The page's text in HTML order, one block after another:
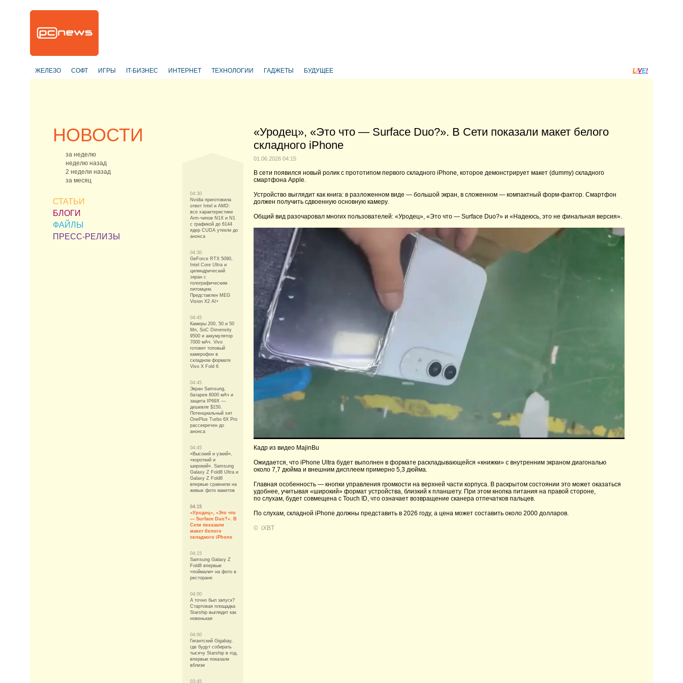
ЖЕЛЕЗО СОФТ ИГРЫ IT-БИЗНЕС ИНТЕРНЕТ ТЕХНОЛОГИИ ГАДЖЕТЫ БУДУЩЕЕ LIVE!
НОВОСТИ
за неделю
неделю назад
2 недели назад
за месяц
СТАТЬИ
БЛОГИ
ФАЙЛЫ
ПРЕСС-РЕЛИЗЫ
04:30
Nvidia приготовила
ответ Intel и AMD:
все характеристики
Arm-чипов N1X и N1
с графикой до 6144
ядер CUDA утекли до
анонса
04:30
GeForce RTX 5090,
Intel Core Ultra и
цилиндрический
экран с
голографическим
питомцем.
Представлен MEG
Vision X2 AI+
04:45
Камеры 200, 50 и 50
Мп, SoC Dimensity
9500 и аккумулятор
7000 мАч. Vivo
готовит топовый
камерофон в
складном формате
Vivo X Fold 6
04:45
Экран Samsung,
батарея 8000 мАч и
защита IP69X —
дешевле $150.
Потенциальный хит
OnePlus Turbo 6X Pro
рассекречен до
анонса
04:45
«Высокий и узкий»,
«короткий и
широкий». Samsung
Galaxy Z Fold8 Ultra и
Galaxy Z Fold8
впервые сравнили на
живых фото макетов
04:15
«Уродец», «Это что
— Surface Duo?». В
Сети показали
макет белого
складного iPhone
04:15
Samsung Galaxy Z
Fold8 впервые
«поймали» на фото в
ресторане
04:00
А точно был запуск?
Стартовая площадка
Starship выглядит как
новенькая
04:00
Гигантский Gigabay,
где будут собирать
тысячу Starship в год,
впервые показали
вблизи
03:45
«Уродец», «Это что — Surface Duo?». В Сети показали макет белого
складного iPhone
01.06.2026 04:15
В сети появился новый ролик с прототипом первого складного iPhone, которое демонстрирует макет (dummy) складного
смартфона Apple.
Устройство выглядит как книга: в разложенном виде — большой экран, в сложенном — компактный форм-фактор. Смартфон
должен получить сдвоенную основную камеру.
Общий вид разочаровал многих пользователей: «Уродец», «Это что — Surface Duo?» и «Надеюсь, это не финальная версия».
Кадр из видео MajinBu
Ожидается, что iPhone Ultra будет выполнен в формате раскладывающейся «книжки» с внутренним экраном диагональю
около 7,7 дюйма и внешним дисплеем примерно 5,3 дюйма.
Главная особенность — кнопки управления громкости на верхней части корпуса. В раскрытом состоянии это может оказаться
удобнее, учитывая «широкий» формат устройства, близкий к планшету. При этом кнопка питания на правой стороне,
по слухам, будет совмещена с Touch ID, что означает возвращение сканера отпечатков пальцев.
По слухам, складной iPhone должны представить в 2026 году, а цена может составить около 2000 долларов.
© iXBT